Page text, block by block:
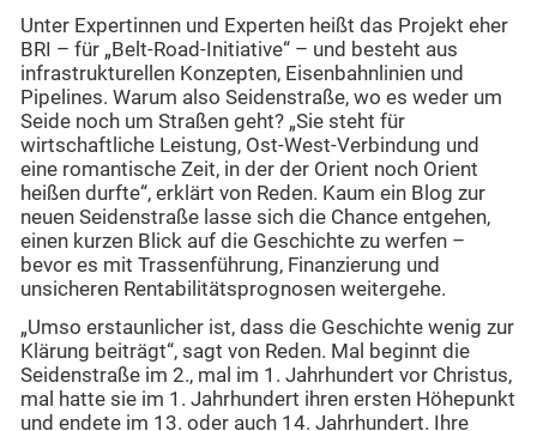
Unter Expertinnen und Experten heißt das Projekt eher
BRI – für „Belt-Road-Initiative“ – und besteht aus
infrastrukturellen Konzepten, Eisenbahnlinien und
Pipelines. Warum also Seidenstraße, wo es weder um
Seide noch um Straßen geht? „Sie steht für
wirtschaftliche Leistung, Ost-West-Verbindung und
eine romantische Zeit, in der der Orient noch Orient
heißen durfte“, erklärt von Reden. Kaum ein Blog zur
neuen Seidenstraße lasse sich die Chance entgehen,
einen kurzen Blick auf die Geschichte zu werfen –
bevor es mit Trassenführung, Finanzierung und
unsicheren Rentabilitätsprognosen weitergehe.
„Umso erstaunlicher ist, dass die Geschichte wenig zur
Klärung beiträgt“, sagt von Reden. Mal beginnt die
Seidenstraße im 2., mal im 1. Jahrhundert vor Christus,
mal hatte sie im 1. Jahrhundert ihren ersten Höhepunkt
und endete im 13. oder auch 14. Jahrhundert. Ihre